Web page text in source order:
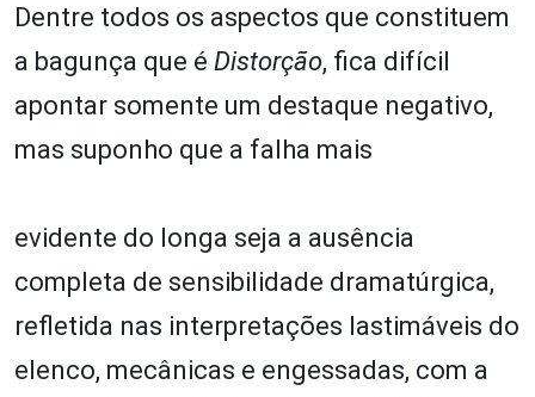
Dentre todos os aspectos que constituem
a bagunça que é Distorção, fica difícil
apontar somente um destaque negativo,
mas suponho que a falha mais
evidente do longa seja a ausência
completa de sensibilidade dramatúrgica,
refletida nas interpretações lastimáveis do
elenco, mecânicas e engessadas, com a